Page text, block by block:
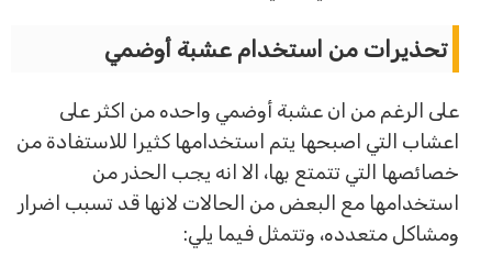
تحذيرات من استخدام عشبة أوضمي
على الرغم من ان عشبة أوضمي واحده من اكثر على
اعشاب التي اصبحها يتم استخدامها كثيرا للاستفادة من
خصائصها التي تتمتع بها، الا انه يجب الحذر من
استخدامها مع البعض من الحالات لانها قد تسبب اضرار
ومشاكل متعدده، وتتمثل فيما يلي: